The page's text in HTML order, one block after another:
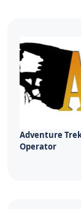
Adventure
Operator